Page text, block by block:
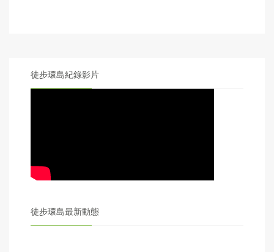
徒步環島紀錄影片
徒步環島最新動態